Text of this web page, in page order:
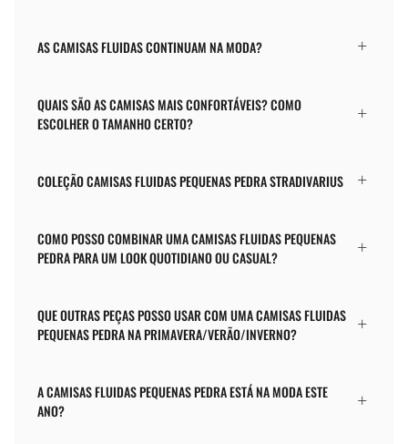
AS CAMISAS FLUIDAS CONTINUAM NA MODA?
QUAIS SÃO AS CAMISAS MAIS CONFORTÁVEIS? COMO
ESCOLHER O TAMANHO CERTO?
COLEÇÃO CAMISAS FLUIDAS PEQUENAS PEDRA STRADIVARIUS
COMO POSSO COMBINAR UMA CAMISAS FLUIDAS PEQUENAS
PEDRA PARA UM LOOK QUOTIDIANO OU CASUAL?
QUE OUTRAS PEÇAS POSSO USAR COM UMA CAMISAS FLUIDAS
PEQUENAS PEDRA NA PRIMAVERA/VERÃO/INVERNO?
A CAMISAS FLUIDAS PEQUENAS PEDRA ESTÁ NA MODA ESTE
ANO?